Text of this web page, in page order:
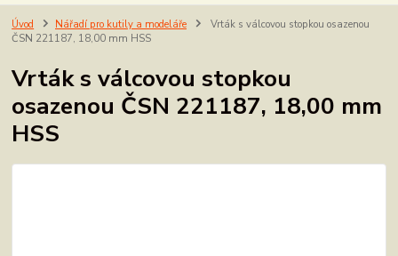
Úvod Nářadí pro kutily a modeláře
Vrták s válcovou stopkou osazenou
ČSN 221187, 18,00 mm HSS
Vrták s válcovou stopkou
osazenou ČSN 221187, 18,00 mm
HSS